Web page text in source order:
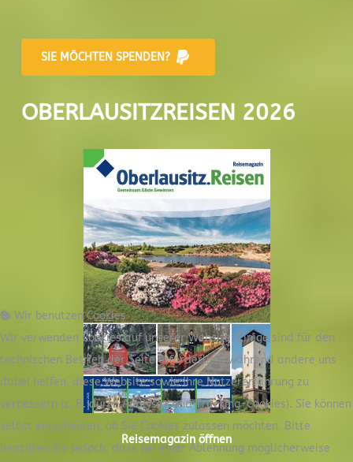
SIE MÖCHTEN SPENDEN?
OBERLAUSITZREISEN 2026
Reisemagazin öffnen
Wir benutzen Cookies
Wir verwenden Cookies auf unserer Website. Einige sind für den
technischen Betrieb der Seite erforderlich, während andere uns
dabei helfen, diese Website sowie Ihre Nutzererfahrung zu
verbessern (z. B. durch Analyse- und Tracking-Cookies). Sie können
selbst entscheiden, ob Sie Cookies zulassen möchten. Bitte
beachten Sie jedoch, dass bei einer Ablehnung möglicherweise